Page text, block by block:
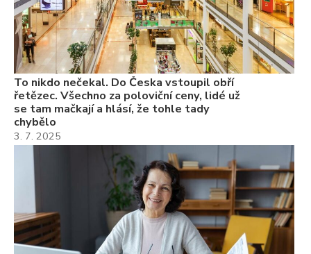
To nikdo nečekal. Do Česka vstoupil obří
řetězec. Všechno za poloviční ceny, lidé už
se tam mačkají a hlásí, že tohle tady
chybělo
3. 7. 2025